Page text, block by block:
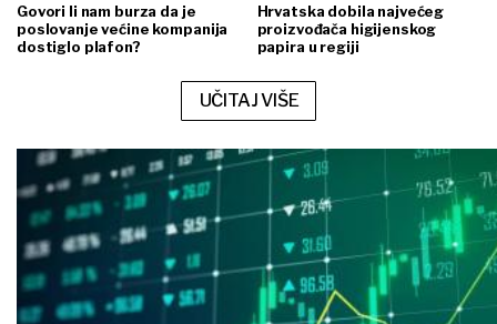
Govori li nam burza da je
poslovanje većine kompanija
dostiglo plafon?
Hrvatska dobila najvećeg
proizvođača higijenskog
papira u regiji
UČITAJ VIŠE